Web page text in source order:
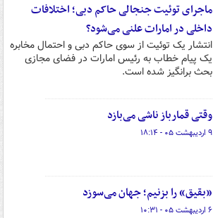
ماجرای توئیت جنجالی حاکم دبی؛ اختلافات
داخلی در امارات علنی می‌شود؟
انتشار یک توئیت از سوی حاکم دبی و احتمال مخابره
یک پیام خطاب به رئیس امارات در فضای مجازی
بحث برانگیز شده است.
وقتی قمارباز ناشی می‌بازد
۹ اردیبهشت ۰۵ - ۱۸:۱۴
«بقیق» را بزنیم؛ جهان می‌سوزد
۶ اردیبهشت ۰۵ - ۱۰:۳۱